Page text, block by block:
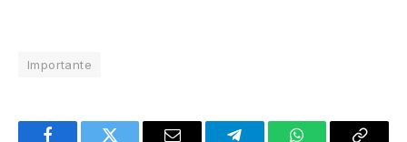
Importante